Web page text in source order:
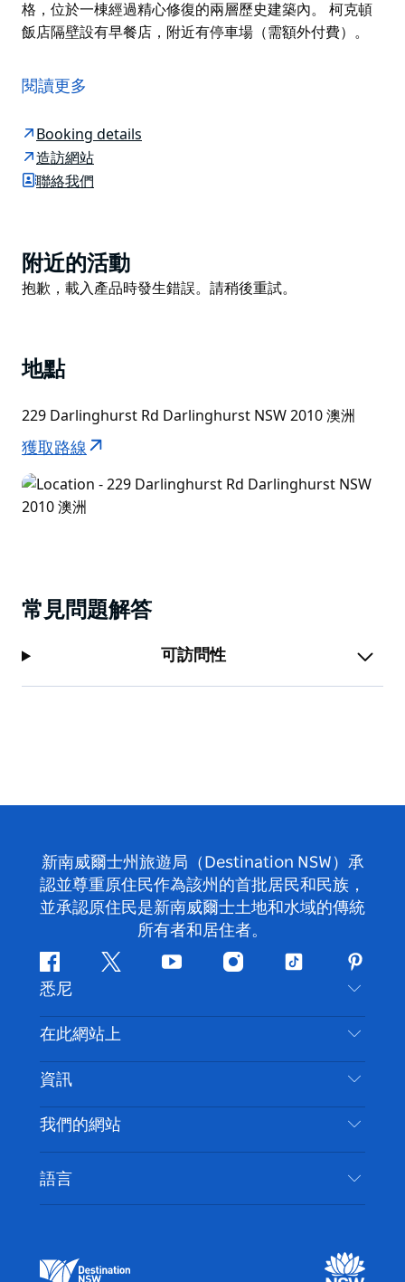
格，位於一棟經過精心修復的兩層歷史建築內。 柯克頓
飯店隔壁設有早餐店，附近有停車場（需額外付費）。
中心地帶。雪梨柯克頓飯店 (Kirketon Hotel Sydney) 內
設有現代澳洲風味餐廳 Jamie's Kitchen。
柯克頓精品飯店坐落於達令赫斯特 (Darlinghurst)、波茨
角 (Potts Point) 和國王十字區 (Kings Cross) 之間的靜
謐角落，步行 5 分鐘即可抵達牛津街 (Oxford Street)、
分鐘車程。
飯店融合了巴黎經典精品飯店和紐約新潮飯店的風格，位
柯克頓飯店隔壁設有早餐店，附近有停車場（需額外付
費）。
閱讀更多
Booking details
造訪網站
聯絡我們
Product
List
附近的活動
Product
抱歉，載入產品時發生錯誤。請稍後重試。
地點
229 Darlinghurst Rd Darlinghurst NSW 2010 澳洲
獲取路線
常見問題解答
可訪問性
新南威爾士州旅遊局（Destination NSW）承
認並尊重原住民作為該州的首批居民和民族，
並承認原住民是新南威爾士土地和水域的傳統
所有者和居住者。
Facebook嘰
喳
喳
Youtube Instagram
抖
悉尼
聯絡我們
免責聲明
隱私
Cookie 通知
在此網站上
目的地
要做的事情
新南威爾斯州公路旅行
活動
住宿
資訊
旅行資訊
無障礙悉尼
列出您的業務
我們的網站
語言